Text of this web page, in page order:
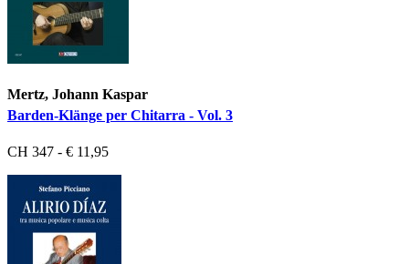
Mertz, Johann Kaspar
Barden-Klänge per Chitarra - Vol. 3
CH 347 - € 11,95